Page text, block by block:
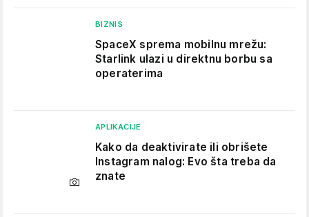
BIZNIS
SpaceX sprema mobilnu mrežu:
Starlink ulazi u direktnu borbu sa
operaterima
APLIKACIJE
Kako da deaktivirate ili obrišete
Instagram nalog: Evo šta treba da
znate